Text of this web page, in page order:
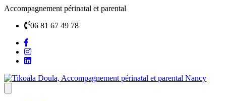
Accompagnement périnatal et parental
06 81 67 49 78